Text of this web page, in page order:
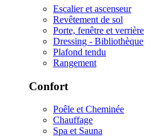
Escalier et ascenseur
Revêtement de sol
Porte, fenêtre et verrière
Dressing - Bibliothèque
Plafond tendu
Rangement
Confort
Poêle et Cheminée
Chauffage
Spa et Sauna